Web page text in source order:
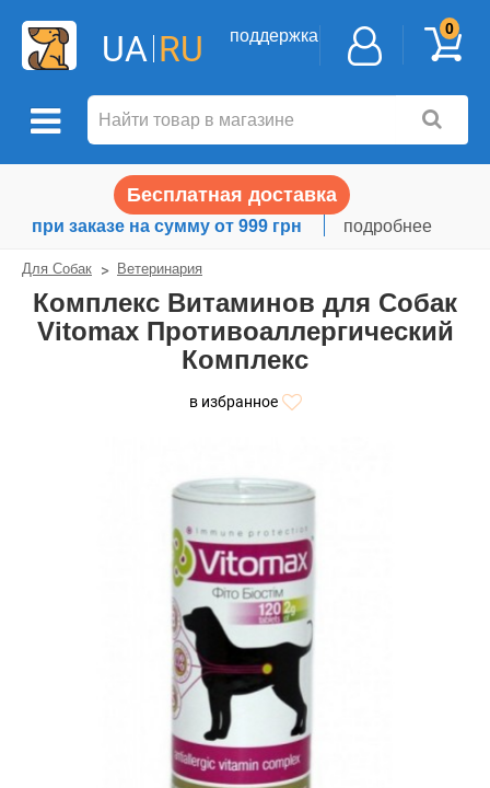
UA RU поддержка 0
Бесплатная доставка
при заказе на сумму от 999 грн подробнее
Для Собак Ветеринария
Комплекс Витаминов для Собак
Vitomax Противоаллергический
Комплекс
в избранное